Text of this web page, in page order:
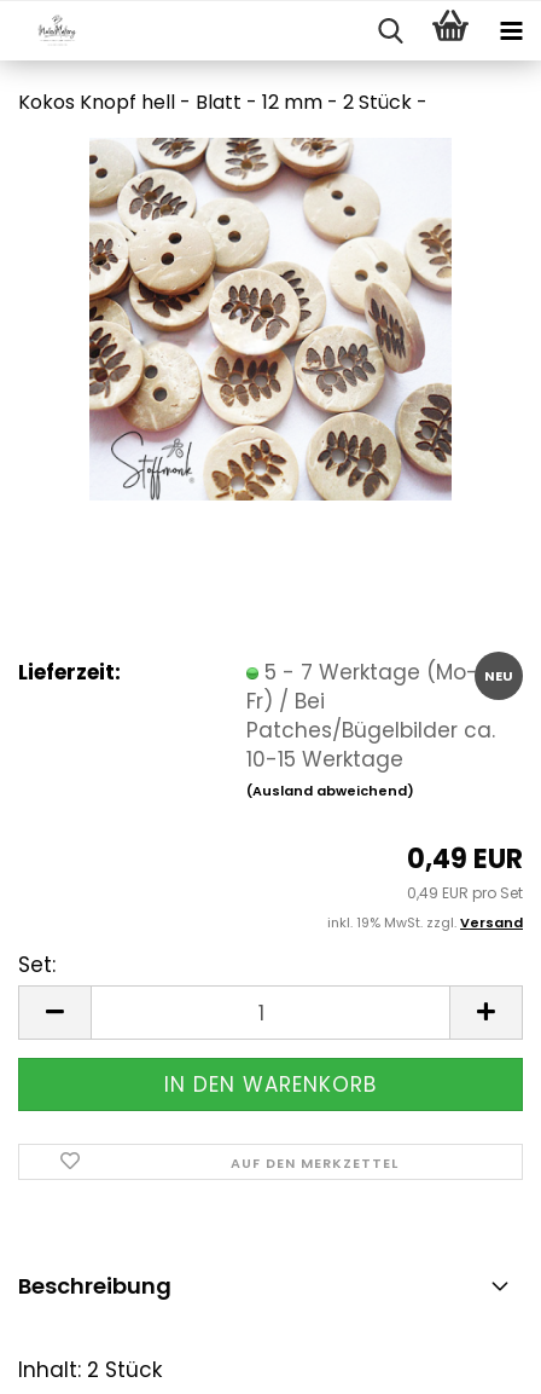
Kokos Knopf hell - Blatt - 12 mm - 2 Stück -
NEU
Lieferzeit:
5 - 7 Werktage (Mo-
Fr) / Bei
Patches/Bügelbilder ca.
10-15 Werktage
(Ausland abweichend)
0,49 EUR
0,49 EUR pro Set
inkl. 19% MwSt. zzgl.Versand
Set:
AUF DEN MERKZETTEL
Beschreibung
Inhalt: 2 Stück